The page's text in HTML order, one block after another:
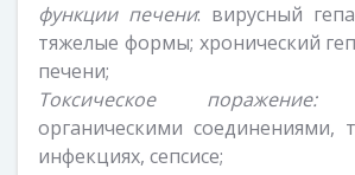
функции печени: вирусный
тяжелые формы; хронический
печени;
Токсическое поражение:
органическими соединениями,
инфекциях, сепсисе;